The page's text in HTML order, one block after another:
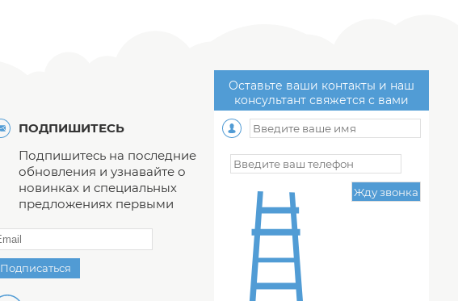
ПОДПИШИТЕСЬ
Подпишитесь на последние
обновления и узнавайте о
новинках и специальных
предложениях первыми
Подписаться
Оставьте ваши контакты и наш
консультант свяжется с вами